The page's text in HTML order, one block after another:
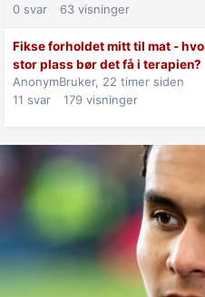
0 svar 63 visninger
Fikse forholdet mitt til mat -
stor plass bør det få i terapien?
AnonymBruker, 22 timer siden
11 svar 179 visninger